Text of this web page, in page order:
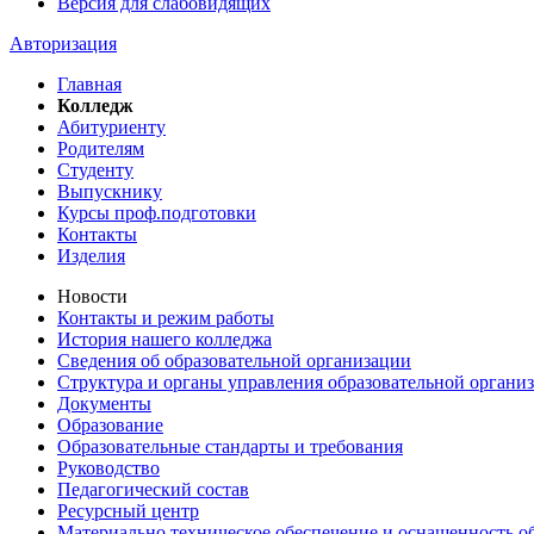
Авторизация
Главная
Колледж
Абитуриенту
Родителям
Студенту
Выпускнику
Курсы проф.подготовки
Контакты
Изделия
Новости
Контакты и режим работы
История нашего колледжа
Сведения об образовательной организации
Структура и органы управления образовательной
Документы
Образование
Образовательные стандарты и требования
Руководство
Педагогический состав
Ресурсный центр